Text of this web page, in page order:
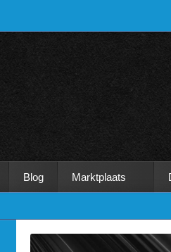
Blog Marktplaats